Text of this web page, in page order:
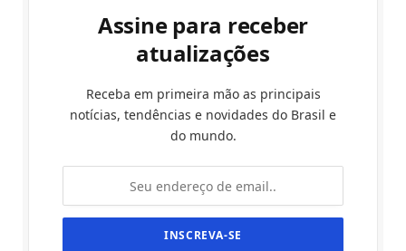
Assine para receber
atualizações
Receba em primeira mão as principais
notícias, tendências e novidades do Brasil e
do mundo.